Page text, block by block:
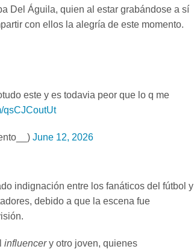
Del Águila, quien al estar grabándose a sí
con ellos la alegría de este momento.
este y es todavia peor que lo q me
qsCJCoutUt
June 12, 2026
indignación entre los fanáticos del fútbol y
debido a que la escena fue
influencery otro joven, quienes